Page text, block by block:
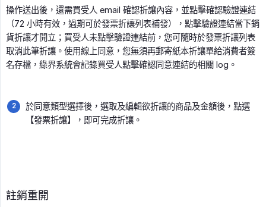
操作送出後，還需買受人 email 確認折讓內容，並點擊確認驗證連結
（72 小時有效，過期可於發票折讓列表補發），點擊驗證連結當下銷
貨折讓才開立；買受人未點擊驗證連結前，您可隨時於發票折讓列表
取消此筆折讓。使用線上同意，您無須再郵寄紙本折讓單給消費者簽
名存檔，綠界系統會記錄買受人點擊確認同意連結的相關 log。
於同意類型選擇後，選取及編輯欲折讓的商品及金額後，點選
【發票折讓】，即可完成折讓。
註銷重開